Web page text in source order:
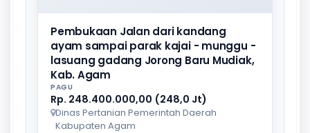
Pembukaan Jalan dari kandang
ayam sampai parak kajai - munggu -
lasuang gadang Jorong Baru Mudiak,
Kab. Agam
PAGU
Rp. 248.400.000,00 (248,0 Jt)
Dinas Pertanian Pemerintah Daerah
Kabupaten Agam